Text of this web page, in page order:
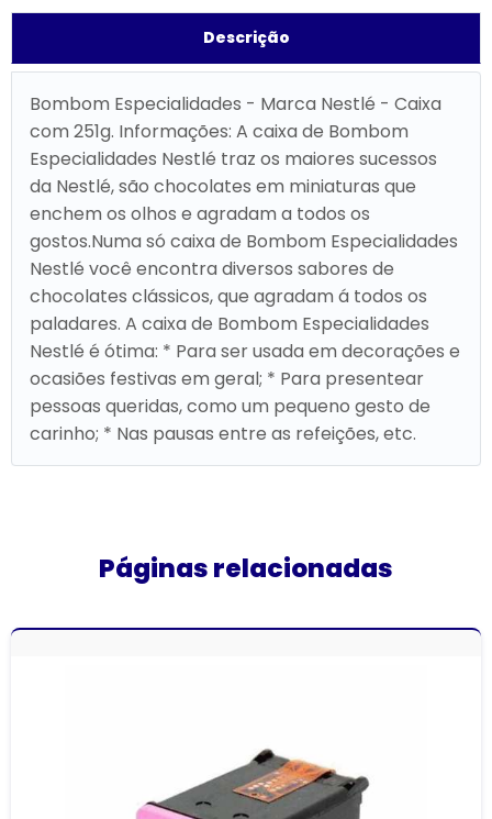
Descrição
Bombom Especialidades - Marca Nestlé - Caixa
com 251g. Informações: A caixa de Bombom
Especialidades Nestlé traz os maiores sucessos
da Nestlé, são chocolates em miniaturas que
enchem os olhos e agradam a todos os
gostos.Numa só caixa de Bombom Especialidades
Nestlé você encontra diversos sabores de
chocolates clássicos, que agradam á todos os
paladares. A caixa de Bombom Especialidades
Nestlé é ótima: * Para ser usada em decorações e
ocasiões festivas em geral; * Para presentear
pessoas queridas, como um pequeno gesto de
carinho; * Nas pausas entre as refeições, etc.
Páginas relacionadas